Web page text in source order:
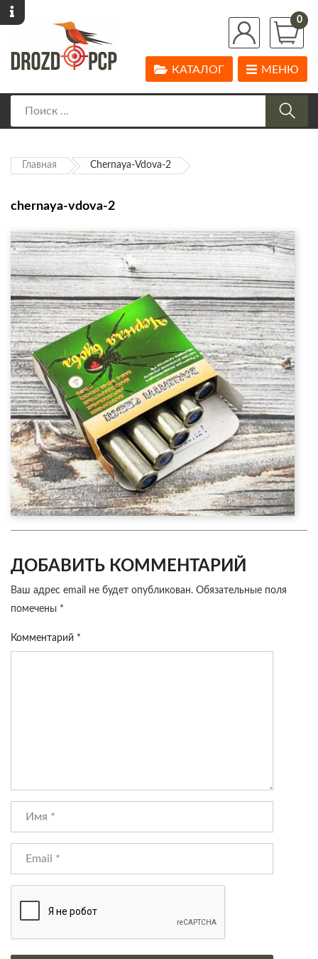
0
МЕНЮ
КАТАЛОГ
Главная Chernaya-Vdova-2
chernaya-vdova-2
ДОБАВИТЬ КОММЕНТАРИЙ
Ваш адрес email не будет опубликован. Обязательные поля
помечены *
Комментарий *